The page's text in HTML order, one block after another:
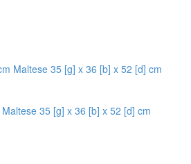
35 [g] x 36 [b] x 52 [d] cm